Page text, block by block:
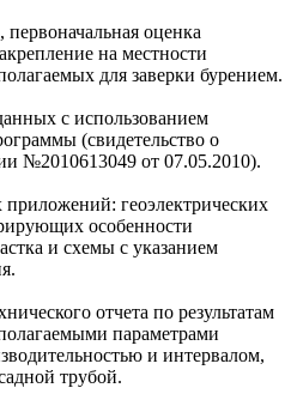
оценка
на местности
для заверки бурением.
с использованием
(свидетельство о
№2010613049 от 07.05.2010).
геоэлектрических
особенности
и схемы с указанием
отчета по результатам
параметрами
и интервалом,
трубой.